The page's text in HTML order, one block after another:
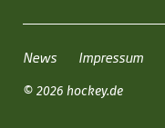
News Impressum
© 2026 hockey.de